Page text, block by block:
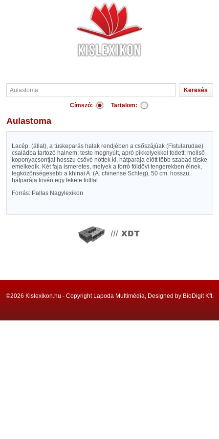
Címszó: Tartalom:
Aulastoma
Lacép. (állat), a tüskeparás halak rendjében a csőszájúak (Fistularudae)
családba tartozó halnem; teste megnyúlt, apró pikkelyekkel fedett; mellső
koponyacsontjai hosszu csővé nőttek ki, hátparája előtt több szabad tüske
emelkedik. Két faja ismeretes, melyek a forró földövi tengerekben élnek,
legközönségesebb a khinai A. (A. chinense Schleg), 50 cm. hosszu,
hátparája tövén egy fekete folttal.
Forrás: Pallas Nagylexikon
©2026 Kislexikon.hu - Copyright Lapoda Multimédia, Designed by BioDigit Kft.